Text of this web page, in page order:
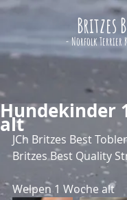
Britzes
- Norfolk Terrier
Hundekinder
alt
JCh Britzes Best
Britzes Best Quality
Welpen 1 Woche alt